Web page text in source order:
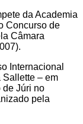
da Academia
Concurso de
Câmara
Internacional
Sallette – em
de Júri no
pela